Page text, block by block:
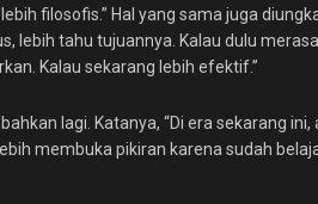
filosofis.” Hal yang sama juga
lebih tahu tujuannya. Kalau dulu
Kalau sekarang lebih efektif.”
lagi. Katanya, “Di era sekarang
membuka pikiran karena sudah